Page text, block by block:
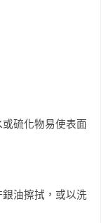
硫化物易使表面
油擦拭，或以洗